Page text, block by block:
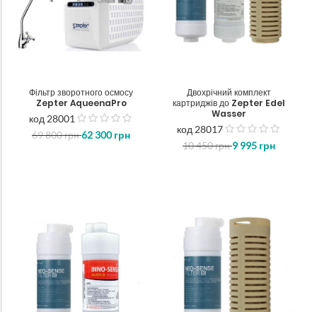
Фільтр зворотного осмосу
Zepter AqueenaPro
код 28001
69 800грн62 300грн
Двохрічний комплект
картриджів до Zepter Edel
Wasser
код 28017
10 450грн 9 995 грн